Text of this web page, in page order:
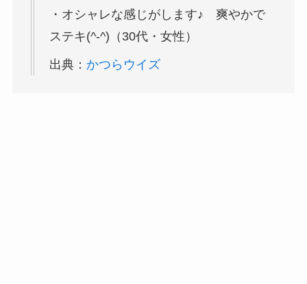
・オシャレな感じがします♪ 爽やかで
ステキ(^-^)（30代・女性）
出典： かつらウイズ